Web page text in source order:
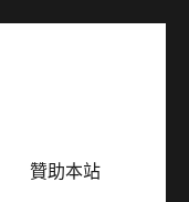
贊助本站